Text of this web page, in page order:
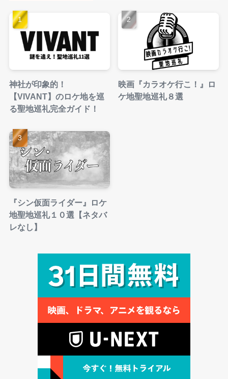
神社が印象的！
【VIVANT】のロケ地を巡
る聖地巡礼完全ガイド！
映画『カラオケ行こ！』ロ
ケ地聖地巡礼８選
『シン仮面ライダー』ロケ
地聖地巡礼１０選【ネタバ
レなし】